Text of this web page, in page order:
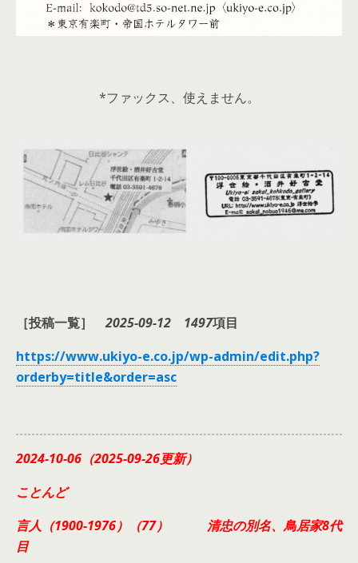
*ファックス、使えません。
［投稿一覧］2025-09-12 1497項目
https://www.ukiyo-e.co.jp/wp-admin/edit.php?
orderby=title&order=asc
2024-10-06（2025-09-26更新）
ことんど
言人（1900-1976）（77） 清忠の別名、鳥居家8代
目